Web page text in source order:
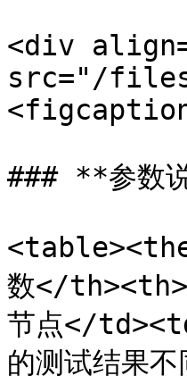
<div
src="/files/
### **参数
数</
节点</
的测试结果